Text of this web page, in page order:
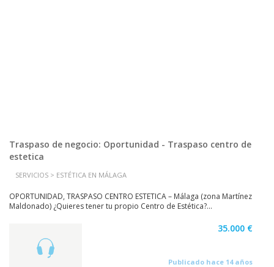
Traspaso de negocio: Oportunidad - Traspaso centro de
estetica
SERVICIOS > ESTÉTICA EN MÁLAGA
OPORTUNIDAD, TRASPASO CENTRO ESTETICA – Málaga (zona Martínez
Maldonado) ¿Quieres tener tu propio Centro de Estética?...
35.000 €
Publicado hace 14 años